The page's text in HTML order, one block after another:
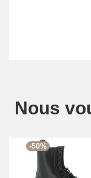
Nous
-50%